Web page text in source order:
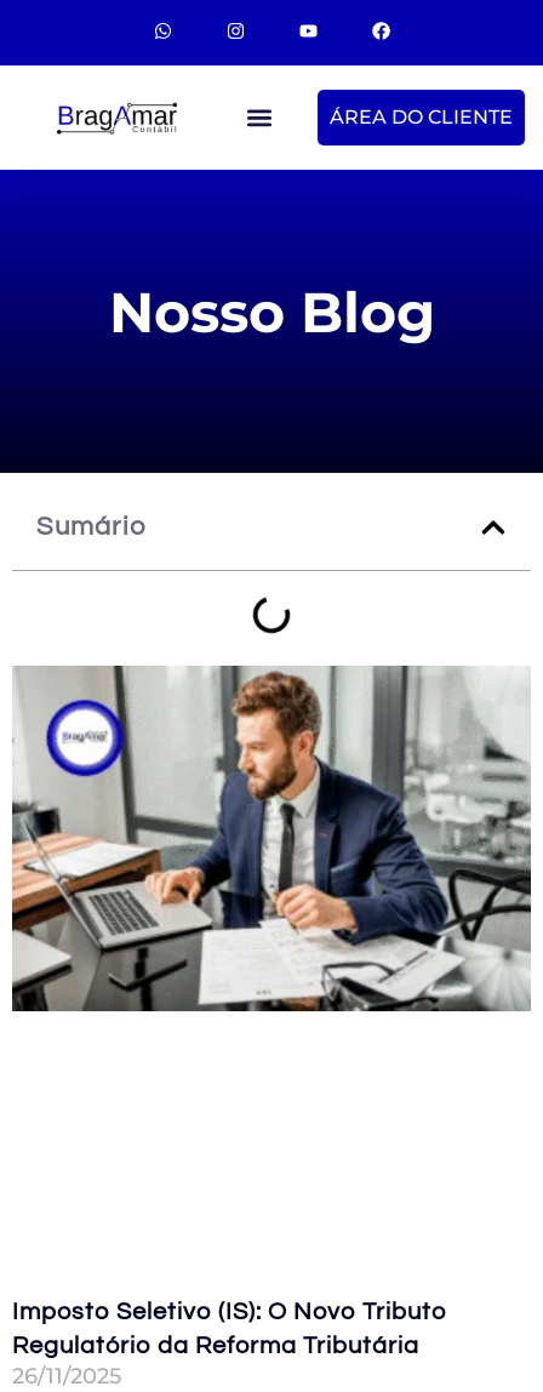
ÁREA DO CLIENTE
Nosso Blog
Sumário
Imposto Seletivo (IS): O Novo Tributo
Regulatório da Reforma Tributária
26/11/2025